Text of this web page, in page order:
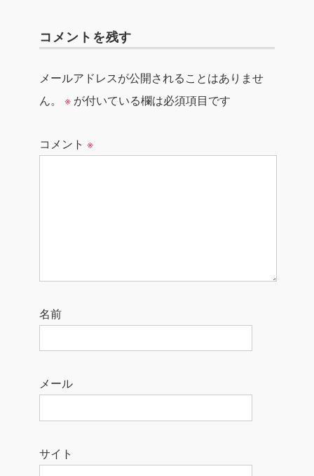
コメントを残す
メールアドレスが公開されることはありませ
ん。
※ が付いている欄は必須項目です
コメント ※
名前
メール
サイト